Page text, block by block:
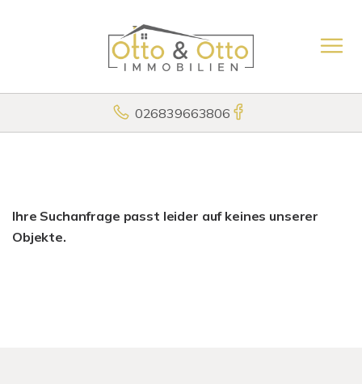
026839663806
Ihre Suchanfrage passt leider auf keines unserer
Objekte.